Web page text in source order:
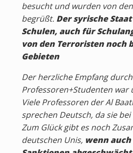
besucht und wurden von
begrüßt. Der syrische
Schulen, auch für
von den Terroristen noch
Gebieten
Der herzliche Empfang
Professoren+Studenten war
Viele Professoren der Al
sprechen Deutsch, da sie
Zum Glück gibt es noch
deutschen Unis, wenn